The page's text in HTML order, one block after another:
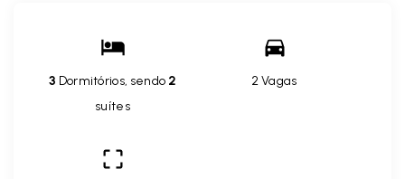
3 Dormitórios, sendo 2
suítes
2 Vagas